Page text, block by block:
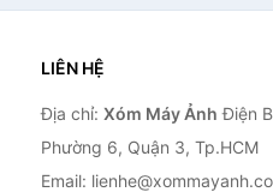
LIÊN HỆ
Địa chỉ: Xóm Máy Ảnh Điện
Phường 6, Quận 3, Tp.HCM
Email: